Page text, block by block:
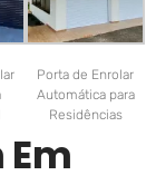
Porta de Enrolar
Automática para
Residências